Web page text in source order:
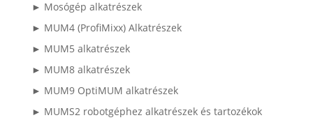
► Mosógép alkatrészek
► MUM4 (ProfiMixx) Alkatrészek
► MUM5 alkatrészek
► MUM8 alkatrészek
► MUM9 OptiMUM alkatrészek
► MUMS2 robotgéphez alkatrészek és tartozékok